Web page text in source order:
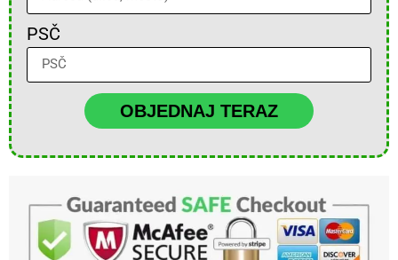
PSČ
OBJEDNAJ TERAZ